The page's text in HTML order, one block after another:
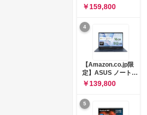
IdeaPad Slim 3 14.0
インチ AMD
Ryzen™ 5 8640HS
メモリ16GB
SSD512GB
Microsoft 365 試用
版 Windows11 バッ
テリー駆動12.6時間
重量1.39kg ルナグレ
ー 83K9003JJP ノー
トPC
￥159,800
4
【Amazon.co.jp限
定】ASUS ノートパ
ソコン Vivobook 15
M1502NAQ 15.6イ
ンチ AMD Ryzen 7
170 メモリ16GB
SSD 512GB
￥139,800
5